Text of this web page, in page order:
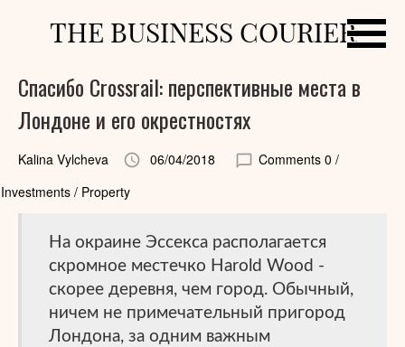
THE BUSINESS COURIER
Спасибо Crossrail: перспективные места в
Лондоне и его окрестностях
Kalina Vylcheva 06/04/2018 Comments 0 /
Investments / Property
На окраине Эссекса располагается
скромное местечко Harold Wood -
скорее деревня, чем город. Обычный,
ничем не примечательный пригород
Лондона, за одним важным